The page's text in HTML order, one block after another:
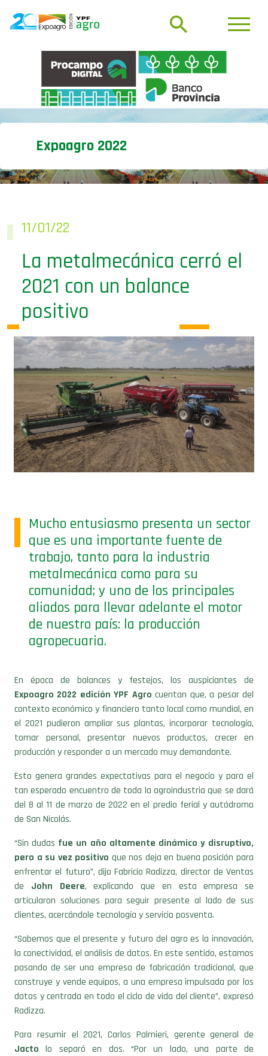
Expoagro 2022
11/01/22
La metalmecánica cerró el
2021 con un balance
positivo
Mucho entusiasmo presenta un sector
que es una importante fuente de
trabajo, tanto para la industria
metalmecánica como para su
comunidad; y uno de los principales
aliados para llevar adelante el motor
de nuestro país: la producción
agropecuaria.
En época de balances y festejos, los auspiciantes de
Expoagro 2022 edición YPF Agro cuentan que, a pesar del
contexto económico y financiero tanto local como mundial, en
el 2021 pudieron ampliar sus plantas, incorporar tecnología,
tomar personal, presentar nuevos productos, crecer en
producción y responder a un mercado muy demandante.
Esto genera grandes expectativas para el negocio y para el
tan esperado encuentro de toda la agroindustria que se dará
del 8 al 11 de marzo de 2022 en el predio ferial y autódromo
de San Nicolás.
“Sin dudas fue un año altamente dinámico y disruptivo,
pero a su vez positivo que nos deja en buena posición para
enfrentar el futuro”, dijo Fabricio Radizza, director de Ventas
de John Deere, explicando que en esta empresa se
articularon soluciones para seguir presente al lado de sus
clientes, acercándole tecnología y servicio posventa.
“Sabemos que el presente y futuro del agro es la innovación,
la conectividad, el análisis de datos. En este sentido, estamos
pasando de ser una empresa de fabricación tradicional, que
construye y vende equipos, a una empresa impulsada por los
datos y centrada en todo el ciclo de vida del cliente”, expresó
Radizza.
Para resumir el 2021, Carlos Palmieri, gerente general de
Jacto lo separó en dos. “Por un lado, una parte de